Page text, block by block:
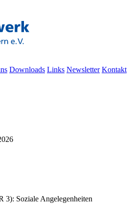
Downloads Links Newsletter Kontakt
3): Soziale Angelegenheiten